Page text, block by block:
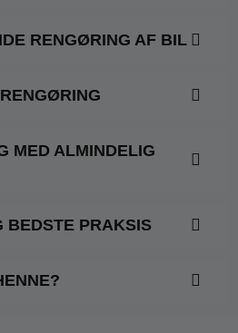
RENGØRING AF BIL
MED ALMINDELIG
BEDSTE PRAKSIS